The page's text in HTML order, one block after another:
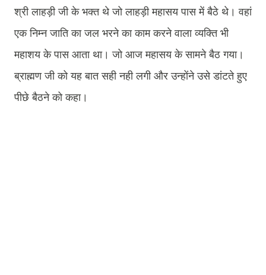
श्री लाहड़ी जी के भक्त थे जो लाहड़ी महासय पास में बैठे थे। वहां
एक निम्न जाति का जल भरने का काम करने वाला व्यक्ति भी
महाशय के पास आता था। जो आज महासय के सामने बैठ गया।
ब्राह्मण जी को यह बात सही नही लगी और उन्होंने उसे डांटते हुए
पीछे बैठने को कहा।